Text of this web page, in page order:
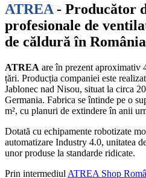
ATREA - Producător
profesionale de
de căldură în România
ATREA are în prezent aproximativ
țări. Producția companiei este
Jablonec nad Nisou, situat la circa
Germania. Fabrica se întinde pe o
m², cu planuri de extindere în anii
Dotată cu echipamente robotizate
automatizare Industry 4.0, unitatea
unor produse la standarde ridicate.
Prin intermediul ATREA Shop